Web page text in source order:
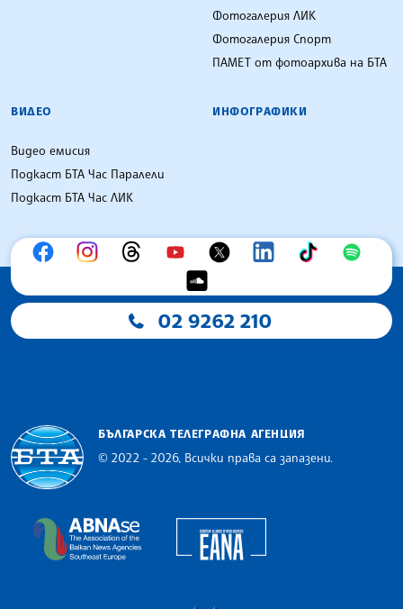
Фотогалерия ЛИК
Фотогалерия Спорт
ПАМЕТ от фотоархива на БТА
ВИДЕО
Видео емисия
Подкаст БТА Час Паралели
Подкаст БТА Час ЛИК
ИНФОГРАФИКИ
02 9262 210
БЪЛГАРСКА ТЕЛЕГРАФНА АГЕНЦИЯ
© 2022 - 2026, Всички права са запазени.
The Assocoation of the Balkan News Agencies